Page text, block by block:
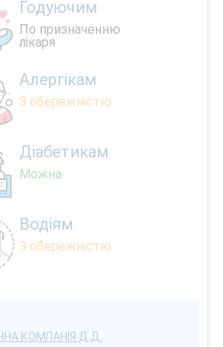
Годуючим
По призначенню
лікаря
Алергікам
З обережністю
Діабетикам
Можна
Водіям
З обережністю
КОМПАНІЯ Д.Д.